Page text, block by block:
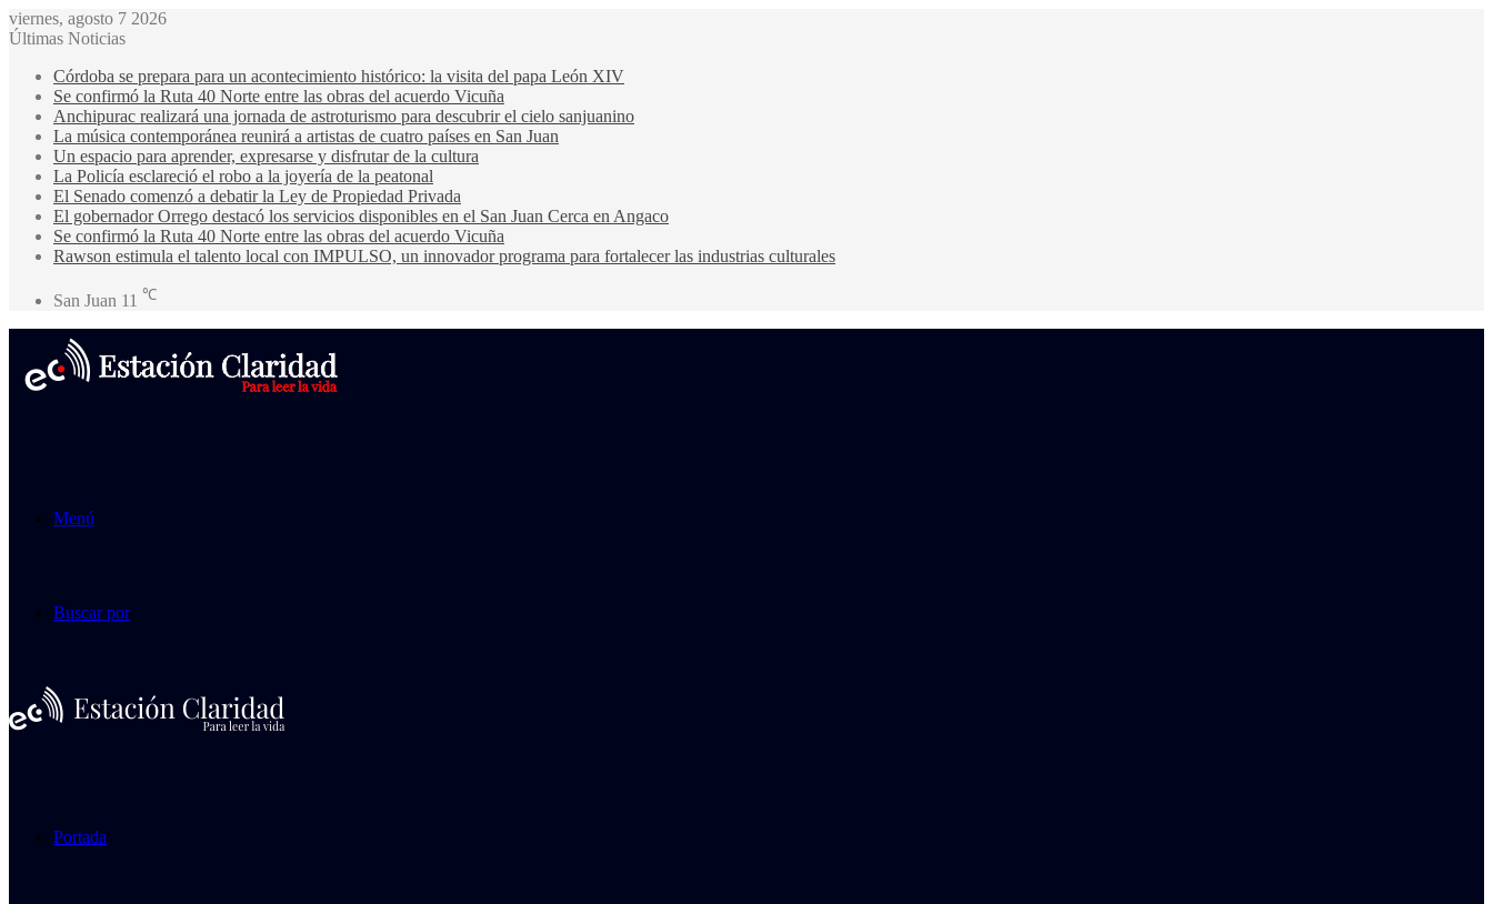
viernes, agosto 7 2026
Últimas Noticias
Córdoba se prepara para un acontecimiento histórico: la visita del papa León XIV
Se confirmó la Ruta 40 Norte entre las obras del acuerdo Vicuña
Anchipurac realizará una jornada de astroturismo para descubrir el cielo sanjuanino
La música contemporánea reunirá a artistas de cuatro países en San Juan
Un espacio para aprender, expresarse y disfrutar de la cultura
La Policía esclareció el robo a la joyería de la peatonal
El Senado comenzó a debatir la Ley de Propiedad Privada
El gobernador Orrego destacó los servicios disponibles en el San Juan Cerca en Angaco
Se confirmó la Ruta 40 Norte entre las obras del acuerdo Vicuña
Rawson estimula el talento local con IMPULSO, un innovador programa para fortalecer las industrias culturales
San Juan 11 ℃
Menú
Buscar por
Portada